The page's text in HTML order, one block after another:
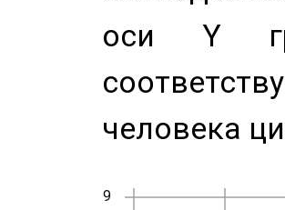
оси Y
человека